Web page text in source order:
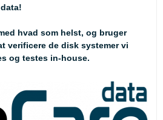
hvad som helst, og bruger
verificere de disk systemer vi
og testes in-house.